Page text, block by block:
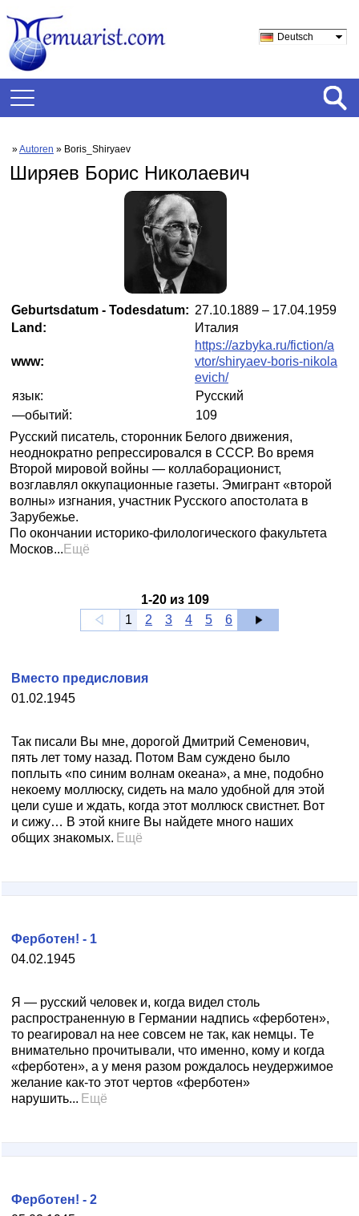
Deutsch
»Autoren » Boris_Shiryaev
Ширяев Борис Николаевич
Geburtsdatum - Todesdatum: 27.10.1889 – 17.04.1959
Land:
Италия
www:
https://azbyka.ru/fiction/a
vtor/shiryaev-boris-nikola
evich/
язык:
Русский
—обытий:
109
Русский писатель, сторонник Белого движения,
неоднократно репрессировался в СССР. Во время
Второй мировой войны — коллаборационист,
возглавлял оккупационные газеты. Эмигрант «второй
волны» изгнания, участник Русского апостолата в
Зарубежье.
По окончании историко-филологического факультета
Москов... Ещё
1-20 из 109
1
2 3 4 5 6
01.02.1945
Вместо предисловия
Так писали Вы мне, дорогой Дмитрий Семенович,
пять лет тому назад. Потом Вам суждено было
поплыть «по синим волнам океана», а мне, подобно
некоему моллюску, сидеть на мало удобной для этой
цели суше и ждать, когда этот моллюск свистнет. Вот
и сижу… В этой книге Вы найдете много наших
общих знакомых. Ещё
04.02.1945
Ферботен! - 1
Я — русский человек и, когда видел столь
распространенную в Германии надпись «ферботен»,
то реагировал на нее совсем не так, как немцы. Те
внимательно прочитывали, что именно, кому и когда
«ферботен», а у меня разом рождалось неудержимое
желание как-то этот чертов «ферботен»
нарушить... Ещё
Ферботен! - 2